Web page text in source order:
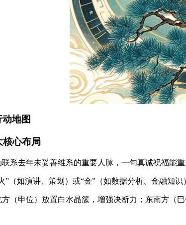
地图
核心布局
系去年未妥善维系的重要人脉，一句真诚祝福能重
”（如演讲、策划）或“金”（如数据分析、金融知
方（申位）放置白水晶簇，增强决断力；东南方（